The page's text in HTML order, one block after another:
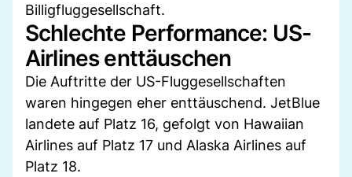
Billigfluggesellschaft.
Schlechte Performance: US-
Airlines enttäuschen
Die Auftritte der US-Fluggesellschaften
waren hingegen eher enttäuschend. JetBlue
landete auf Platz 16, gefolgt von Hawaiian
Airlines auf Platz 17 und Alaska Airlines auf
Platz 18.